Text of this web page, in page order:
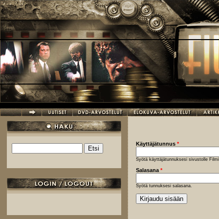
Hyppää pääsisältöön
Hakulomake
Käyttäjätunnus *
Syötä käyttäjätunnuksesi sivustolle
Salasana *
Syötä tunnuksesi salasana.